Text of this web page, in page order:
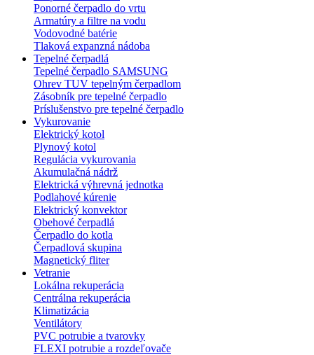
Ponorné čerpadlo do vrtu
Armatúry a filtre na vodu
Vodovodné batérie
Tlaková expanzná nádoba
Tepelné čerpadlá
Tepelné čerpadlo SAMSUNG
Ohrev TUV tepelným čerpadlom
Zásobník pre tepelné čerpadlo
Príslušenstvo pre tepelné čerpadlo
Vykurovanie
Elektrický kotol
Plynový kotol
Regulácia vykurovania
Akumulačná nádrž
Elektrická výhrevná jednotka
Podlahové kúrenie
Elektrický konvektor
Obehové čerpadlá
Čerpadlo do kotla
Čerpadlová skupina
Magnetický fliter
Vetranie
Lokálna rekuperácia
Centrálna rekuperácia
Klimatizácia
Ventilátory
PVC potrubie a tvarovky
FLEXI potrubie a rozdeľovače